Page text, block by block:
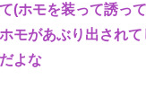
(ホモを装って誘っ
モがあぶり出され
よな